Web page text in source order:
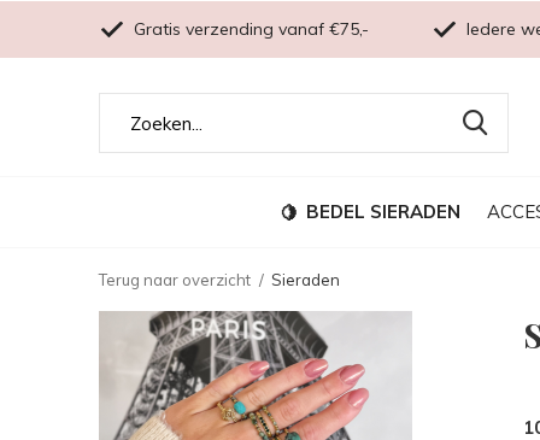
BEDEL SIERADEN
Gratis verzending vanaf €75,- Iedere
Terug naar overzicht Sieraden